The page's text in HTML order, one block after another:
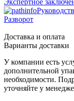
Разворот
Доставка и оплата
Варианты доставки
У компании есть
дополнительной
необходимости.
уточняйте у